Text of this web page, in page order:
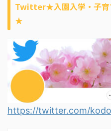
Twitter★入園入学・子育
★
https://twitter.com/